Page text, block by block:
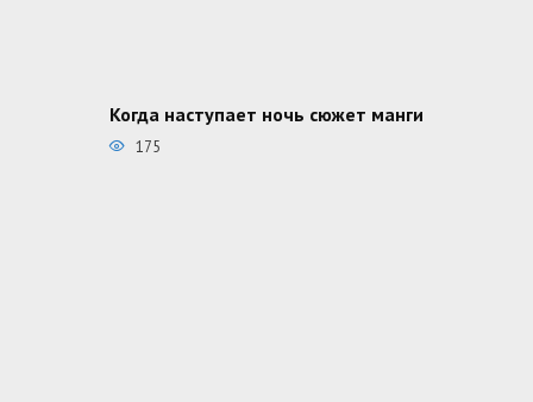
Когда наступает ночь сюжет манги
175